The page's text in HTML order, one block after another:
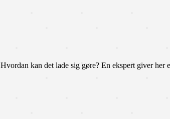
kan det lade sig gøre? En ekspert giver her